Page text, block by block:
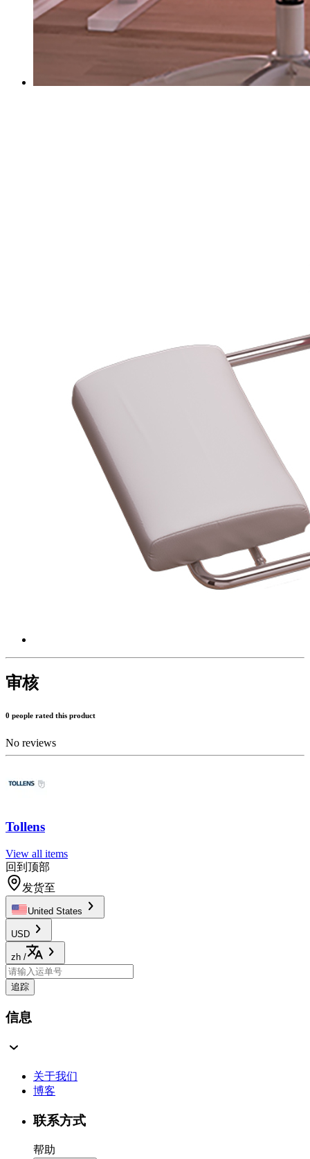
审核
0 people rated this product
No reviews
Tollens
View all items
回到顶部
发货至
United States
USD
zh /
追踪
信息
关于我们
博客
联系方式
帮助